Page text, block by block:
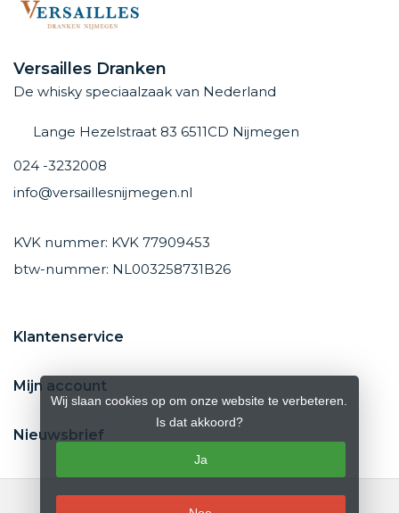
Versailles Dranken
De whisky speciaalzaak van Nederland
Lange Hezelstraat 83 6511CD Nijmegen
024 -3232008
info@versaillesnijmegen.nl
KVK nummer: KVK 77909453
btw-nummer: NL003258731B26
Klantenservice
Mijn account
Nieuwsbrief
Wij slaan cookies op om onze website te verbeteren.
Is dat akkoord?
Ja